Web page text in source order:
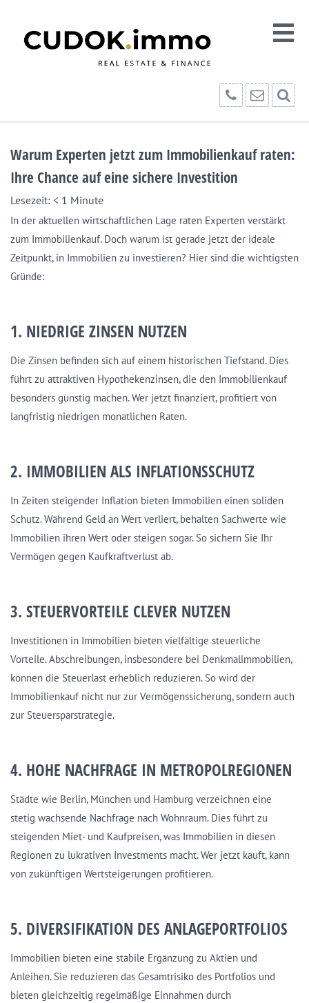
Warum Experten jetzt zum Immobilienkauf raten:
Ihre Chance auf eine sichere Investition
Lesezeit: < 1 Minute
In der aktuellen wirtschaftlichen Lage raten Experten verstärkt
zum Immobilienkauf. Doch warum ist gerade jetzt der ideale
Zeitpunkt, in Immobilien zu investieren? Hier sind die wichtigsten
Gründe:
1. NIEDRIGE ZINSEN NUTZEN
Die Zinsen befinden sich auf einem historischen Tiefstand. Dies
führt zu attraktiven Hypothekenzinsen, die den Immobilienkauf
besonders günstig machen. Wer jetzt finanziert, profitiert von
langfristig niedrigen monatlichen Raten.
2. IMMOBILIEN ALS INFLATIONSSCHUTZ
In Zeiten steigender Inflation bieten Immobilien einen soliden
Schutz. Während Geld an Wert verliert, behalten Sachwerte wie
Immobilien ihren Wert oder steigen sogar. So sichern Sie Ihr
Vermögen gegen Kaufkraftverlust ab.
3. STEUERVORTEILE CLEVER NUTZEN
Investitionen in Immobilien bieten vielfältige steuerliche
Vorteile. Abschreibungen, insbesondere bei Denkmalimmobilien,
können die Steuerlast erheblich reduzieren. So wird der
Immobilienkauf nicht nur zur Vermögenssicherung, sondern auch
zur Steuersparstrategie.
4. HOHE NACHFRAGE IN METROPOLREGIONEN
Städte wie Berlin, München und Hamburg verzeichnen eine
stetig wachsende Nachfrage nach Wohnraum. Dies führt zu
steigenden Miet- und Kaufpreisen, was Immobilien in diesen
Regionen zu lukrativen Investments macht. Wer jetzt kauft, kann
von zukünftigen Wertsteigerungen profitieren.
5. DIVERSIFIKATION DES ANLAGEPORTFOLIOS
Immobilien bieten eine stabile Ergänzung zu Aktien und
Anleihen. Sie reduzieren das Gesamtrisiko des Portfolios und
bieten gleichzeitig regelmäßige Einnahmen durch